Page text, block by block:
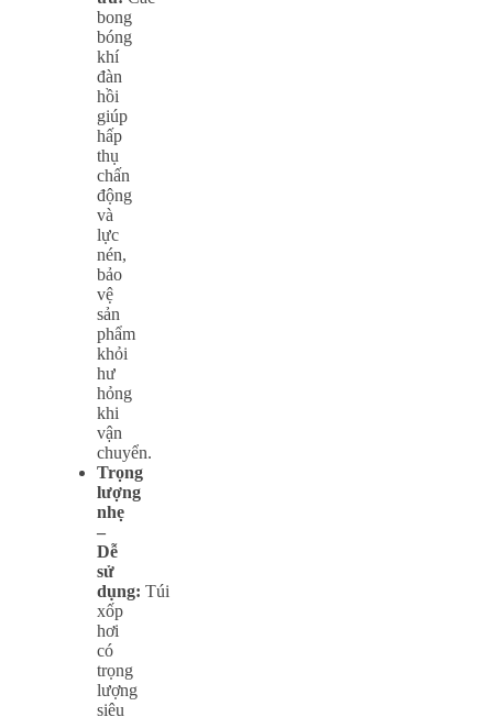
bong
bóng
khí
đàn
hồi
giúp
hấp
thụ
chấn
động
và
lực
nén,
bảo
vệ
sản
phẩm
khỏi
hư
hỏng
khi
vận
chuyển.
Trọng
lượng
nhẹ
–
Dễ
sử
dụng: Túi
xốp
hơi
có
trọng
lượng
siêu